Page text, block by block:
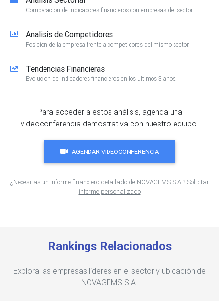
Comparacion de indicadores financieros con empresas del sector.
Analisis de Competidores
Posicion de la empresa frente a competidores del mismo sector.
Tendencias Financieras
Evolucion de indicadores financieros en los ultimos 3 anos.
Para acceder a estos análisis, agenda una
videoconferencia demostrativa con nuestro equipo.
AGENDAR VIDEOCONFERENCIA
¿Necesitas un informe financiero detallado de NOVAGEMS S.A.? Solicitar
informe personalizado
Rankings Relacionados
Explora las empresas líderes en el sector y ubicación de
NOVAGEMS S.A.